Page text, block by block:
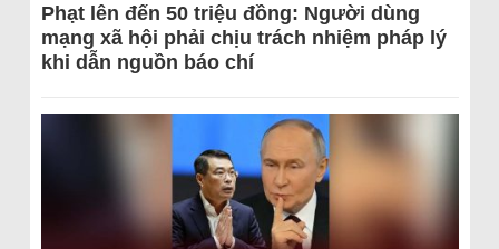
Phạt lên đến 50 triệu đồng: Người dùng
mạng xã hội phải chịu trách nhiệm pháp lý
khi dẫn nguồn báo chí